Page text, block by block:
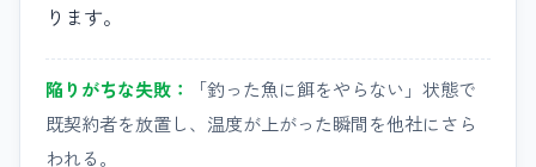
ります。
陥りがちな失敗：
「釣った魚に餌をやらない」状態で
既契約者を放置し、温度が上がった瞬間を他社にさら
われる。